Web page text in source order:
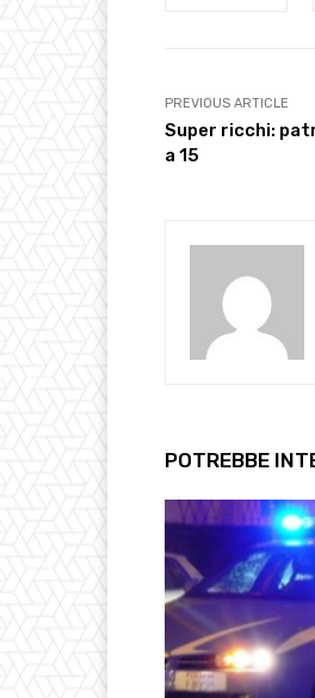
PREVIOUS ARTICLE
Super ricchi:
a 15
POTREBBE